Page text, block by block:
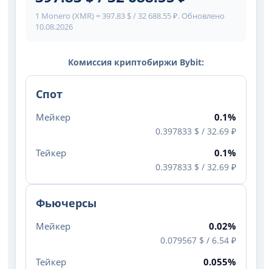
1 Monero (XMR) = 397.83 $ / 32 688.55 ₽. Обновлено
10.08.2026
Комиссия криптобиржи Bybit:
Спот
Мейкер 0.1%
0.397833 $ / 32.69 ₽
Тейкер 0.1%
0.397833 $ / 32.69 ₽
Фьючерсы
Мейкер 0.02%
0.079567 $ / 6.54 ₽
Тейкер 0.055%